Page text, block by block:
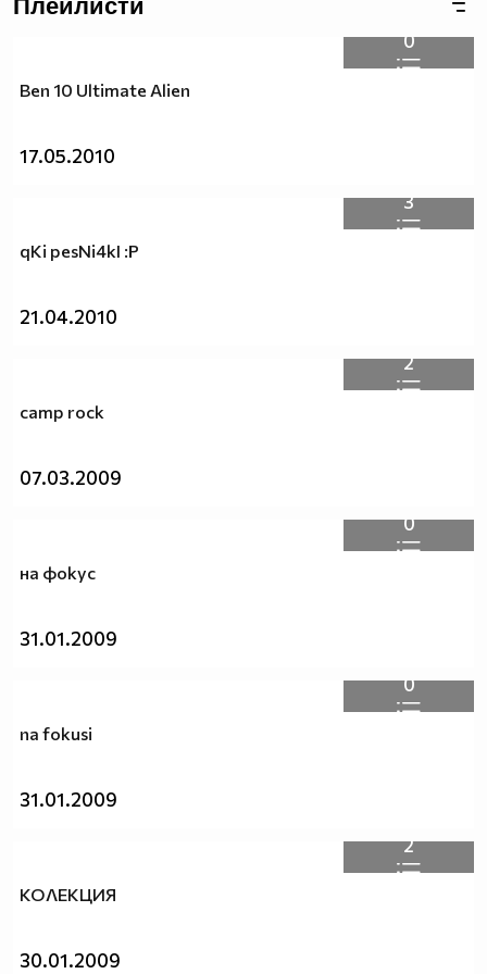
Плейлисти
0
Ben 10 Ultimate Alien
17.05.2010
3
qKi pesNi4kI :P
21.04.2010
2
camp rock
07.03.2009
0
на фокус
31.01.2009
0
na fokusi
31.01.2009
2
КОЛЕКЦИЯ
30.01.2009